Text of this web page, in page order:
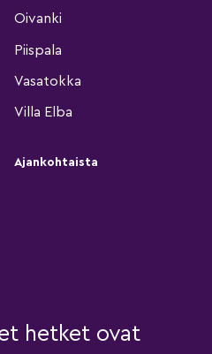
Oivanki
Piispala
Vasatokka
Villa Elba
Ajankohtaista
hetket ovat